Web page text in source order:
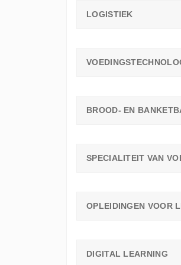
LOGISTIEK
BROOD- EN
OPLEIDINGEN VOOR
DIGITAL LEARNING